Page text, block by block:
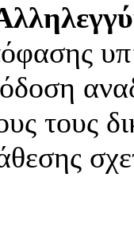
τους